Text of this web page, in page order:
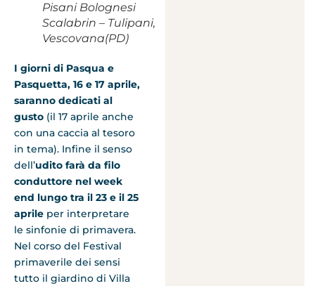
Pisani Bolognesi
Scalabrin – Tulipani,
Vescovana(PD)
I giorni di Pasqua e
Pasquetta, 16 e 17 aprile,
saranno dedicati al
gusto (il 17 aprile anche
con una caccia al tesoro
in tema). Infine il senso
dell’udito farà da filo
conduttore nel week
end lungo tra il 23 e il 25
aprile per interpretare
le sinfonie di primavera.
Nel corso del Festival
primaverile dei sensi
tutto il giardino di Villa